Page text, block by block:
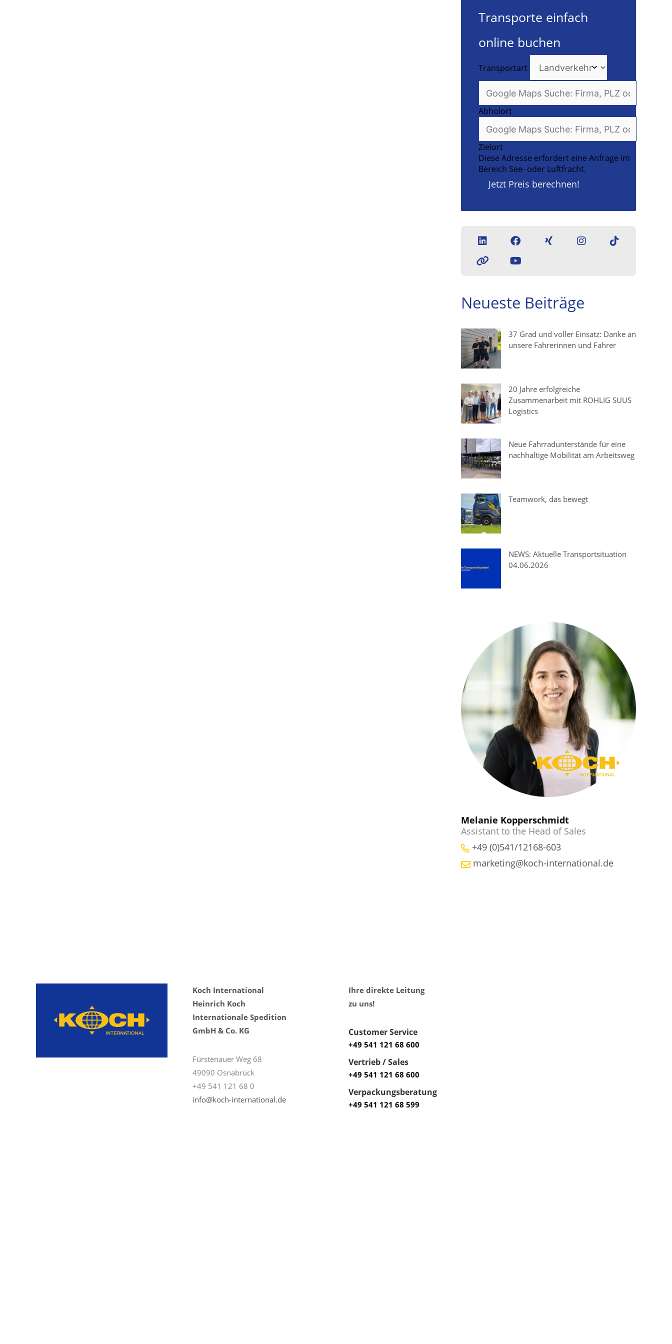
Transporte einfach
online buchen
Transportart
Abholort
Zielort
Diese Adresse erfordert eine Anfrage im
Bereich See- oder Luftfracht.
Jetzt Preis berechnen!
Neueste Beiträge
37 Grad und voller Einsatz: Danke an
unsere Fahrerinnen und Fahrer
20 Jahre erfolgreiche
Zusammenarbeit mit ROHLIG SUUS
Logistics
Neue Fahrradunterstände für eine
nachhaltige Mobilität am Arbeitsweg
Teamwork, das bewegt
NEWS: Aktuelle Transportsituation
04.06.2026
Melanie Kopperschmidt
Assistant to the Head of Sales
+49 (0)541/12168-603
marketing@koch-international.de
Koch International
Heinrich Koch
Internationale Spedition
GmbH & Co. KG
Fürstenauer Weg 68
49090 Osnabrück
+49 541 121 68 0
info@koch-international.de
Ihre direkte Leitung
zu uns!
Customer Service
+49 541 121 68 600
Vertrieb / Sales
+49 541 121 68 600
Verpackungsberatung
+49 541 121 68 599